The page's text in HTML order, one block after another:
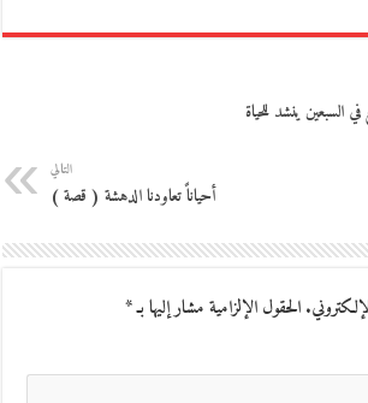
السبعين ينشد للحياة
التالي
أحياناً تعاودنا الدهشة ( قصة )
الحقول الإلزامية مشار إليها بـ*